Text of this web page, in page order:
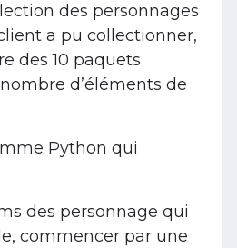
des personnages
a pu collectionner,
des 10 paquets
d’éléments de
Python qui
des personnage qui
commencer par une